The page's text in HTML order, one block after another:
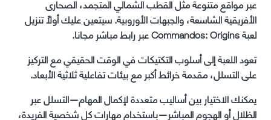
عبر مواقع متنوعة مثل القطب الشمالي المتجمد، الصحارى
الأفريقية الشاسعة، والجبهات الأوروبية. سيتعين عليك أولاً تنزيل
لعبة Commandos: Origins عبر رابط مباشر مجانا.
تعود اللعبة إلى أسلوب التكتيكات في الوقت الحقيقي مع التركيز
على التسلل، مقدمة خرائط أكبر مع بيئات تفاعلية ثلاثية الأبعاد.
يمكنك الاختيار بين أساليب متعددة لإكمال المهام—التسلل عبر
الظلال أو الهجوم المباشر—باستخدام مهارات كل شخصية الفريدة،